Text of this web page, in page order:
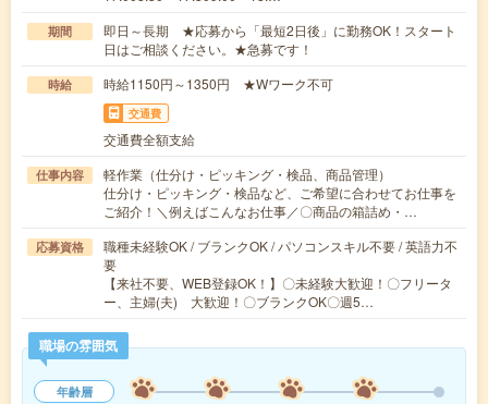
期間
即日～長期 ★応募から「最短2日後」に勤務OK！スタート
日はご相談ください。★急募です！
時給 時給1150円～1350円 ★Wワーク不可
交通費
交通費全額支給
仕事内容
軽作業（仕分け・ピッキング・検品、商品管理）
仕分け・ピッキング・検品など、ご希望に合わせてお仕事を
ご紹介！＼例えばこんなお仕事／〇商品の箱詰め・…
応募資格
職種未経験OK / ブランクOK / パソコンスキル不要 / 英語力不
要
【来社不要、WEB登録OK！】〇未経験大歓迎！〇フリータ
ー、主婦(夫) 大歓迎！〇ブランクOK〇週5…
職場の雰囲気
年齢層